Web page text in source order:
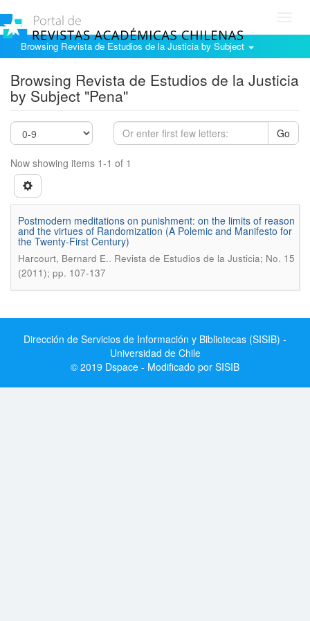
Browsing Revista de Estudios de la Justicia by Subject
Browsing Revista de Estudios de la Justicia
by Subject "Pena"
Go
Now showing items 1-1 of 1
Postmodern meditations on punishment: on the limits of reason
and the virtues of Randomization (A Polemic and Manifesto for
the Twenty-First Century)
Harcourt, Bernard E.. Revista de Estudios de la Justicia; No. 15
(2011); pp. 107-137
Dirección de Servicios de Información y Bibliotecas (SISIB) -
Universidad de Chile
© 2019 Dspace - Modificado por SISIB